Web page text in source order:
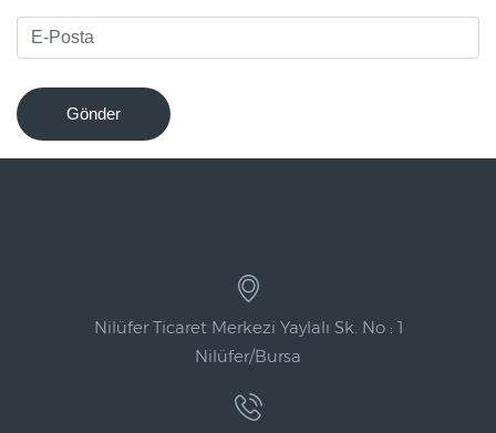
Gönder
Nilüfer Ticaret Merkezi Yaylalı Sk. No : 1
Nilüfer/Bursa